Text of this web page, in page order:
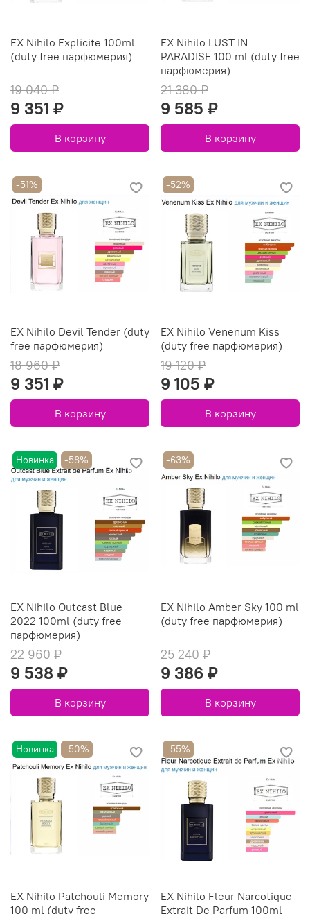
EX Nihilo Explicite 100ml
(duty free парфюмерия)
19 040 ₽
9 351 ₽
В корзину
EX Nihilo LUST IN
PARADISE 100 ml (duty free
парфюмерия)
21 380 ₽
9 585 ₽
В корзину
-51%
EX Nihilo Devil Tender (duty
free парфюмерия)
18 960 ₽
9 351 ₽
В корзину
-52%
EX Nihilo Venenum Kiss
(duty free парфюмерия)
19 120 ₽
9 105 ₽
В корзину
Новинка -58%
EX Nihilo Outcast Blue
2022 100ml (duty free
парфюмерия)
22 960 ₽
9 538 ₽
В корзину
-63%
EX Nihilo Amber Sky 100 ml
(duty free парфюмерия)
25 240 ₽
9 386 ₽
В корзину
Новинка -50%
EX Nihilo Patchouli Memory
100 ml (duty free
-55%
EX Nihilo Fleur Narcotique
Extrait De Parfum 100ml